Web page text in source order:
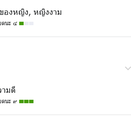
องหญิง, หญิงงาม
ตนะ ๔
ามดี
ตนะ ๙